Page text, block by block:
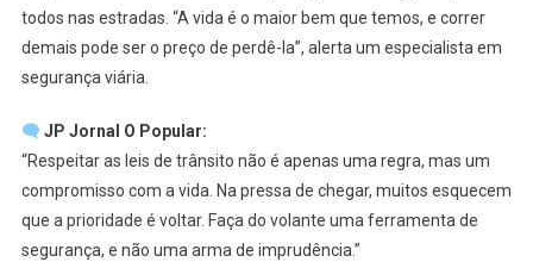
todos nas estradas. “A vida é o maior bem que temos, e correr
demais pode ser o preço de perdê-la”, alerta um especialista em
segurança viária.
JP Jornal O Popular:
“Respeitar as leis de trânsito não é apenas uma regra, mas um
compromisso com a vida. Na pressa de chegar, muitos esquecem
que a prioridade é voltar. Faça do volante uma ferramenta de
segurança, e não uma arma de imprudência.”